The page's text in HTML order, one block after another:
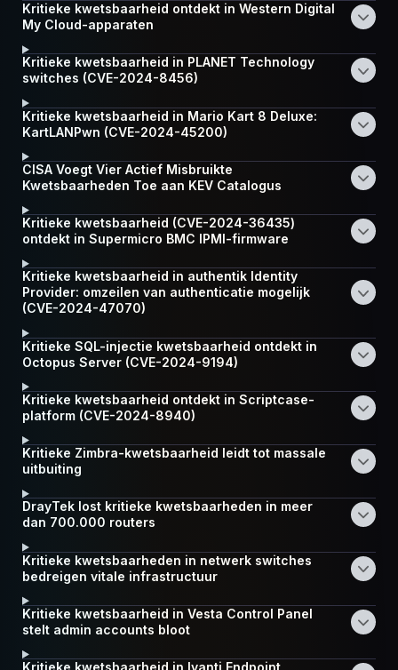
Kritieke kwetsbaarheid ontdekt in Western Digital
My Cloud-apparaten
Kritieke kwetsbaarheid in PLANET Technology
switches (CVE-2024-8456)
Kritieke kwetsbaarheid in Mario Kart 8 Deluxe:
KartLANPwn (CVE-2024-45200)
CISA Voegt Vier Actief Misbruikte
Kwetsbaarheden Toe aan KEV Catalogus
Kritieke kwetsbaarheid (CVE-2024-36435)
ontdekt in Supermicro BMC IPMI-firmware
Kritieke kwetsbaarheid in authentik Identity
Provider: omzeilen van authenticatie mogelijk
(CVE-2024-47070)
Kritieke SQL-injectie kwetsbaarheid ontdekt in
Octopus Server (CVE-2024-9194)
Kritieke kwetsbaarheid ontdekt in Scriptcase-
platform (CVE-2024-8940)
Kritieke Zimbra-kwetsbaarheid leidt tot massale
uitbuiting
DrayTek lost kritieke kwetsbaarheden in meer
dan 700.000 routers
Kritieke kwetsbaarheden in netwerk switches
bedreigen vitale infrastructuur
Kritieke kwetsbaarheid in Vesta Control Panel
stelt admin accounts bloot
Kritieke kwetsbaarheid in Ivanti Endpoint